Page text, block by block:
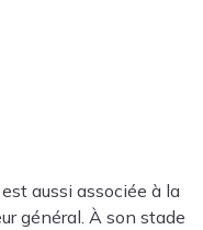
aussi associée à la
général. À son stade